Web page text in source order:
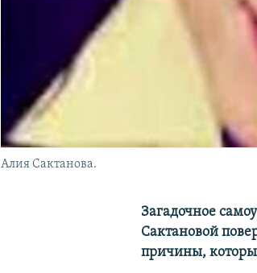
Алия Сактанова.
Загадочное
Сактановой
причины,